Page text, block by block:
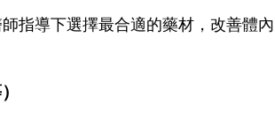
指導下選擇最合適的藥材，改善體內